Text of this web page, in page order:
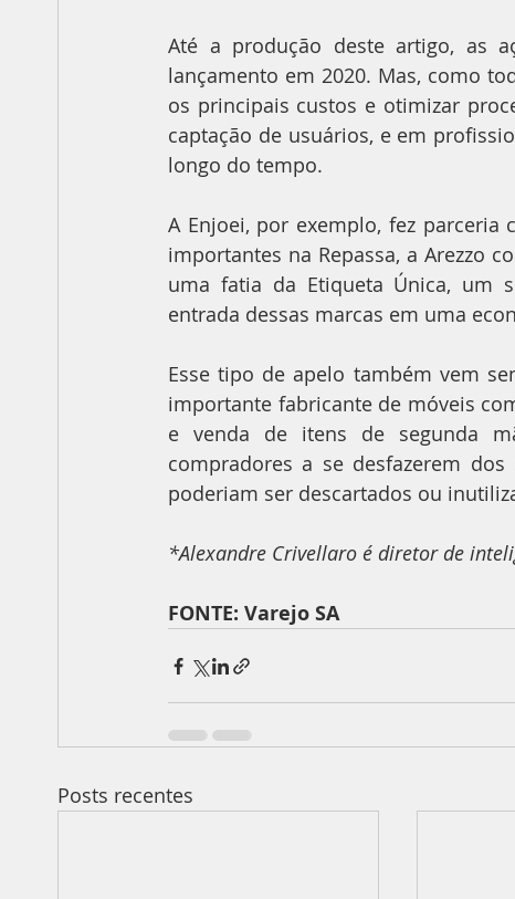
Até a produção deste artigo, as
lançamento em 2020. Mas, como
os principais custos e otimizar
captação de usuários, e em
longo do tempo.
A Enjoei, por exemplo, fez parceria
importantes na Repassa, a Arezzo
uma fatia da Etiqueta Única, um
entrada dessas marcas em uma
Esse tipo de apelo também vem
importante fabricante de móveis
e venda de itens de segunda
compradores a se desfazerem
poderiam ser descartados ou
*Alexandre Crivellaro é diretor de
FONTE: Varejo SA
Posts recentes